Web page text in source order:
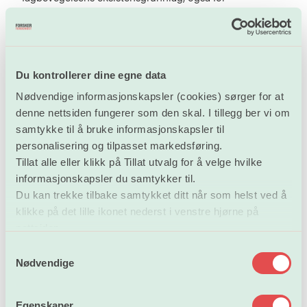
Du kontrollerer dine egne data
Nødvendige informasjonskapsler (cookies) sørger for at
denne nettsiden fungerer som den skal. I tillegg ber vi om
samtykke til å bruke informasjonskapsler til
personalisering og tilpasset markedsføring.
Tillat alle eller klikk på Tillat utvalg for å velge hvilke
informasjonskapsler du samtykker til.
Du kan trekke tilbake samtykket ditt når som helst ved å
klikke på det lille ikonet nederst i venstre hjørne på
Nødvendige
I Norge er omfattende omstillinger avhengig av
Ambisiøse klima- og bærekraftsmål krever omfattende
omstillinger, både teknologisk, organisatorisk og
kunnskapsmessig. Det norske samfunnet har lang
tradisjon for partssamarbeid i arbeidslivet og er godt
rustet til slike omstillinger. Myndighetene, arbeidstaker-
og arbeidsgiverorganisasjonene må skape en tydelig
forbindelse mellom forsknings-, arbeidslivs- og
sosialpolitikk i arbeidet med bærekraftsmålene.
Partssamarbeidet må tas i bruk og ordninger for
omstilling. Fagforeningers og tillitsvalgtes involvering er
av arbeidet og tiltak. Styrking av partssamarbeidet er